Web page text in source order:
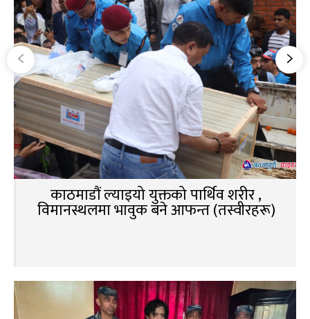
काठमाडौं ल्याइयो युक्तको पार्थिव शरीर ,
विमानस्थलमा भावुक बने आफन्त (तस्वीरहरू)